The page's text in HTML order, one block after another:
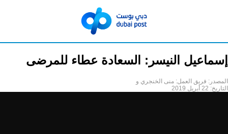
إسماعيل النيسر: السعادة عطاء للمرضى
المصدر: فريق العمل: منى الخنجري و
التاريخ: 22 أبريل 2019